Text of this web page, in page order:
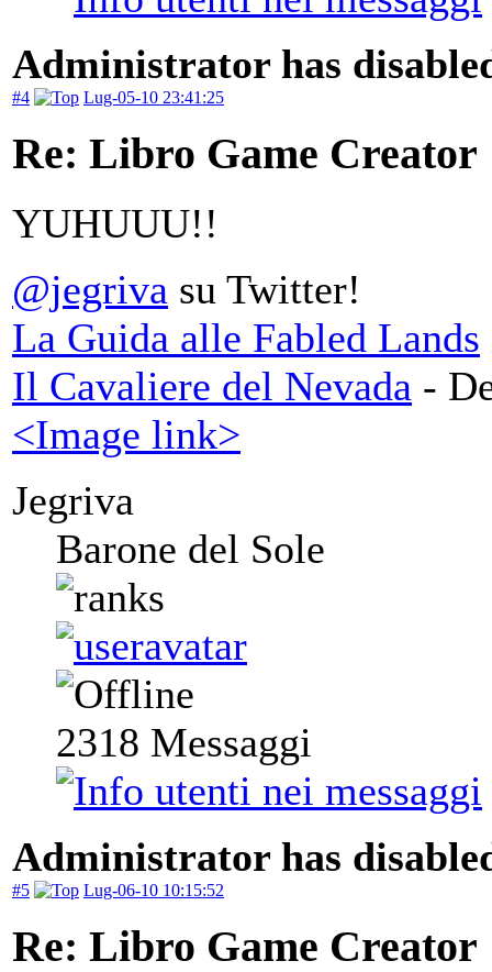
Administrator has
#4 Lug-05-10 23:41:25
Re: Libro Game Creator
YUHUUU!!
@jegriva su Twitter!
La Guida alle Fabled Lands
Il Cavaliere del Nevada -
<Image link>
Jegriva
Barone del Sole
2318 Messaggi
Administrator has
#5 Lug-06-10 10:15:52
Re: Libro Game Creator